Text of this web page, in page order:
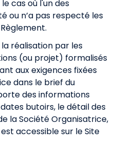
cas où l'un des
ou n’a pas respecté les
réalisation par les
(ou projet) formalisés
aux exigences fixées
dans le brief du
des informations
butoirs, le détail des
la Société Organisatrice,
accessible sur le Site